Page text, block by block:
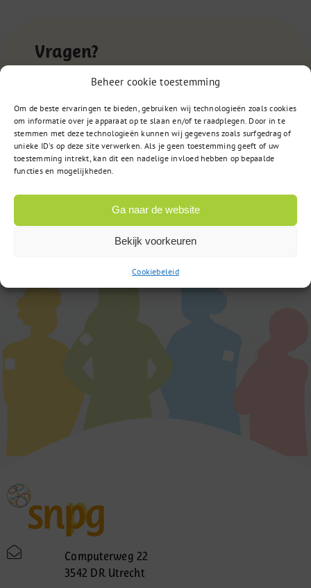
Beheer cookie toestemming
Om de beste ervaringen te bieden, gebruiken wij technologieën zoals cookies
om informatie over je apparaat op te slaan en/of te raadplegen. Door in te
stemmen met deze technologieën kunnen wij gegevens zoals surfgedrag of
unieke ID's op deze site verwerken. Als je geen toestemming geeft of uw
toestemming intrekt, kan dit een nadelige invloed hebben op bepaalde
functies en mogelijkheden.
Ga naar de website
Bekijk voorkeuren
Cookiebeleid
Vragen?
085 – 02 98 705
Op werkdagen bereikbaar
van 9:00u tot 17:00u
Stuur een bericht
Computerweg 22
3542 DR Utrecht